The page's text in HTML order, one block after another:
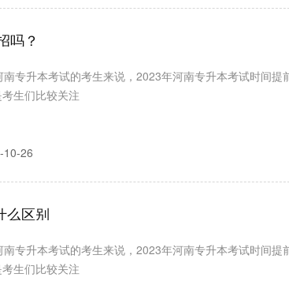
吗？
专升本考试的考生来说，2023年河南专升本考试时间提
生们比较关注
10-26
么区别
专升本考试的考生来说，2023年河南专升本考试时间提
生们比较关注